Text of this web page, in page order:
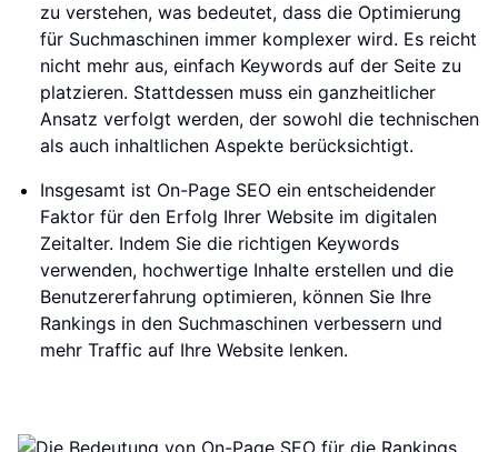
zu verstehen, was bedeutet, dass die Optimierung
für Suchmaschinen immer komplexer wird. Es reicht
nicht mehr aus, einfach Keywords auf der Seite zu
platzieren. Stattdessen muss ein ganzheitlicher
Ansatz verfolgt werden, der sowohl die technischen
als auch inhaltlichen Aspekte berücksichtigt.
Insgesamt ist On-Page SEO ein entscheidender
Faktor für den Erfolg Ihrer Website im digitalen
Zeitalter. Indem Sie die richtigen Keywords
verwenden, hochwertige Inhalte erstellen und die
Benutzererfahrung optimieren, können Sie Ihre
Rankings in den Suchmaschinen verbessern und
mehr Traffic auf Ihre Website lenken.